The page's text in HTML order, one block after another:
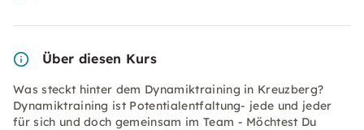
Über diesen Kurs
Was steckt hinter dem Dynamiktraining in Kreuzberg?
Dynamiktraining ist Potentialentfaltung- jede und jeder
für sich und doch gemeinsam im Team - Möchtest Du